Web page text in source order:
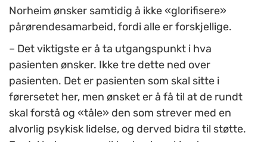
Norheim ønsker samtidig å ikke «glorifisere»
pårørendesamarbeid, fordi alle er forskjellige.
– Det viktigste er å ta utgangspunkt i hva
pasienten ønsker. Ikke tre dette ned over
pasienten. Det er pasienten som skal sitte i
førersetet her, men ønsket er å få til at de rundt
skal forstå og «tåle» den som strever med en
alvorlig psykisk lidelse, og derved bidra til støtte.